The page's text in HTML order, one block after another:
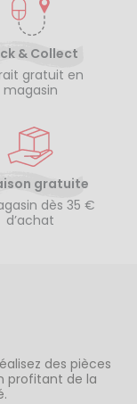
& Collect
gratuit en
magasin
gratuite
dès 35 €
d’achat
des pièces
profitant de la